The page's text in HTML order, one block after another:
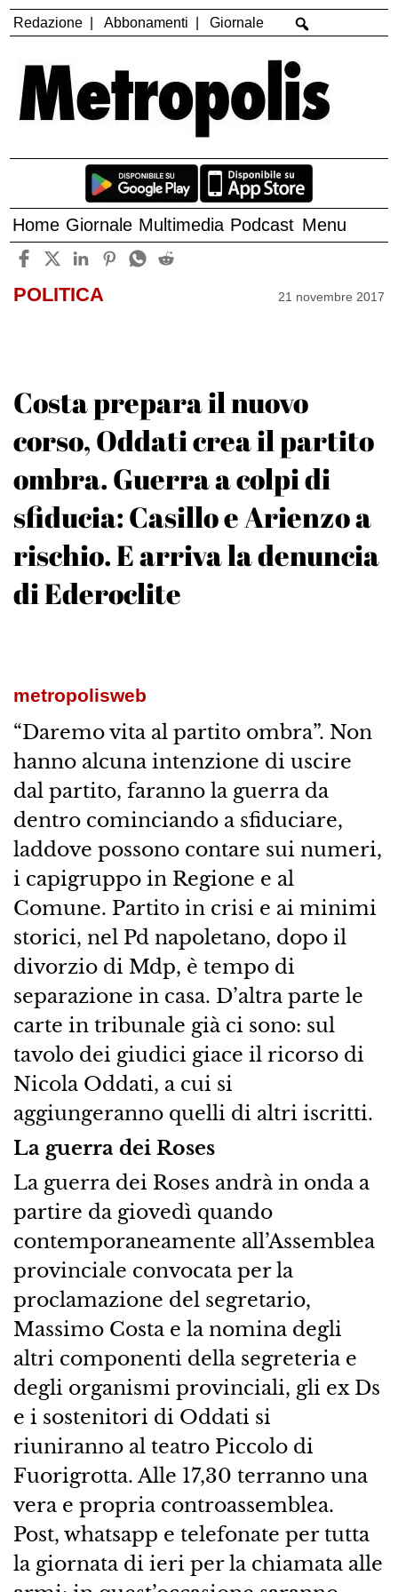
Redazione Abbonamenti Giornale
Home Giornale Multimedia Podcast Menu
POLITICA 21 novembre 2017
Costa prepara il nuovo
corso, Oddati crea il partito
ombra. Guerra a colpi di
sfiducia: Casillo e Arienzo a
rischio. E arriva la denuncia
di Ederoclite
metropolisweb
“Daremo vita al partito ombra”. Non
hanno alcuna intenzione di uscire
dal partito, faranno la guerra da
dentro cominciando a sfiduciare,
laddove possono contare sui numeri,
i capigruppo in Regione e al
Comune. Partito in crisi e ai minimi
storici, nel Pd napoletano, dopo il
divorzio di Mdp, è tempo di
separazione in casa. D’altra parte le
carte in tribunale già ci sono: sul
tavolo dei giudici giace il ricorso di
Nicola Oddati, a cui si
aggiungeranno quelli di altri iscritti.
La guerra dei Roses
La guerra dei Roses andrà in onda a
partire da giovedì quando
contemporaneamente all’Assemblea
provinciale convocata per la
proclamazione del segretario,
Massimo Costa e la nomina degli
altri componenti della segreteria e
degli organismi provinciali, gli ex Ds
e i sostenitori di Oddati si
riuniranno al teatro Piccolo di
Fuorigrotta. Alle 17,30 terranno una
vera e propria controassemblea.
Post, whatsapp e telefonate per tutta
la giornata di ieri per la chiamata alle